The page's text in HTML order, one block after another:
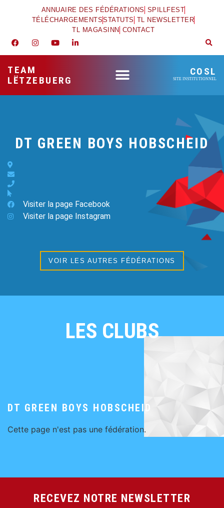
ANNUAIRE DES FÉDÉRATIONS SPILLFEST
TÉLÉCHARGEMENTSSTATUTS TL NEWSLETTER
TL MAGASINN CONTACT
TEAM
LËTZEBUERG
COSL
SITE INSTITUTIONNEL
DT GREEN BOYS HOBSCHEID
Visiter la page Facebook
Visiter la page Instagram
VOIR LES AUTRES FÉDÉRATIONS
LES CLUBS
DT GREEN BOYS HOBSCHEID
Cette page n'est pas une fédération.
RECEVEZ NOTRE NEWSLETTER